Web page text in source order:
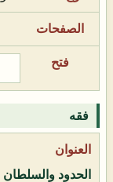
فقه
الحدود والسلطان